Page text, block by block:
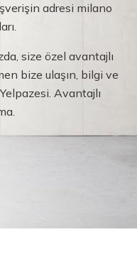
adresi milano
size özel avantajlı
bize ulaşın, bilgi ve
Avantajlı